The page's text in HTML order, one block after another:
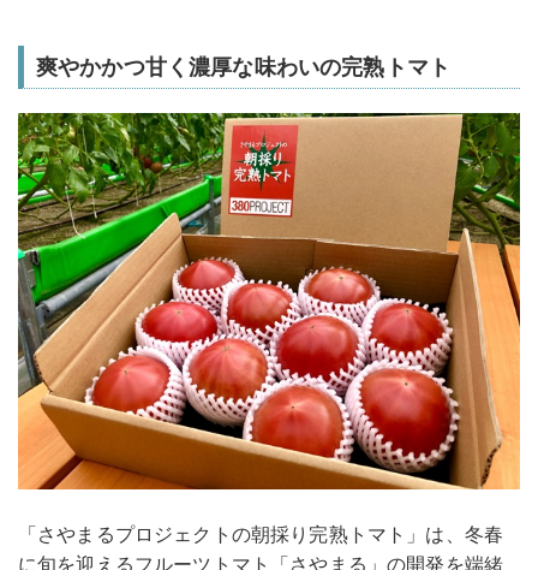
爽やかかつ甘く濃厚な味わいの完熟トマト
「さやまるプロジェクトの朝採り完熟トマト」は、冬春
に旬を迎えるフルーツトマト「さやまる」の開発を端緒